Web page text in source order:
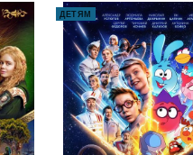
ДЕТЯМ